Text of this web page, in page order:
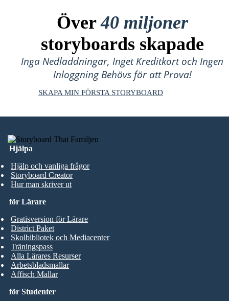
Över40 miljoner
storyboards skapade
Inga Nedladdningar, Inget Kreditkort och Ingen
Inloggning Behövs för att Prova!
SKAPA MIN FÖRSTA STORYBOARD
Hjälpa
Hjälp och vanliga frågor
Storyboard Creator
Hur man skriver ut
för Studenter
för Lärare
Gratisversion för Lärare
District Paket
Skolbibliotek och Mediacenter
Träningspass
Alla Lärares Resurser
Arbetsbladsmallar
Affisch Mallar